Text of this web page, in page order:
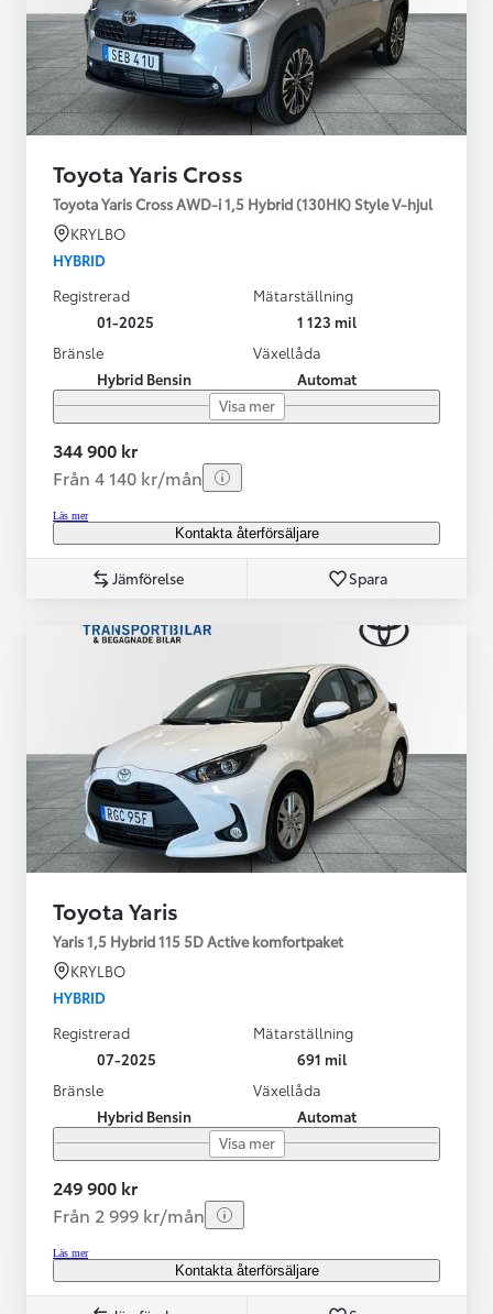
Toyota Yaris Cross
Toyota Yaris Cross AWD-i 1,5 Hybrid (130HK) Style V-hjul
KRYLBO
HYBRID
Registrerad
01-2025
Mätarställning
1 123 mil
Bränsle
Hybrid Bensin
Växellåda
Automat
Visa mer
344 900 kr
Från 4 140 kr/mån
Läs mer
Kontakta återförsäljare
Jämförelse Spara
Toyota Yaris
Yaris 1,5 Hybrid 115 5D Active komfortpaket
KRYLBO
HYBRID
Registrerad
07-2025
Mätarställning
691 mil
Bränsle
Hybrid Bensin
Växellåda
Automat
Visa mer
249 900 kr
Från 2 999 kr/mån
Läs mer
Kontakta återförsäljare